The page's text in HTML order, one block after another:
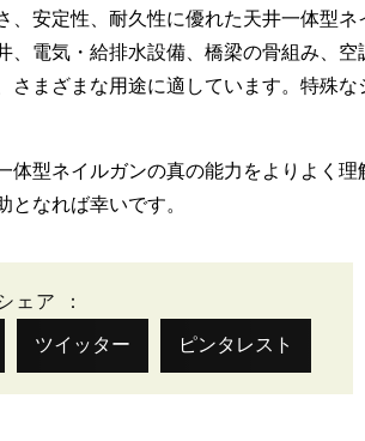
、安定性、耐久性に優れた天井一体型
、電気・給排水設備、橋梁の骨組み、
さまざまな用途に適しています。特殊
体型ネイルガンの真の能力をよりよく
なれば幸いです。
ェア ：
ツイッター ピンタレスト